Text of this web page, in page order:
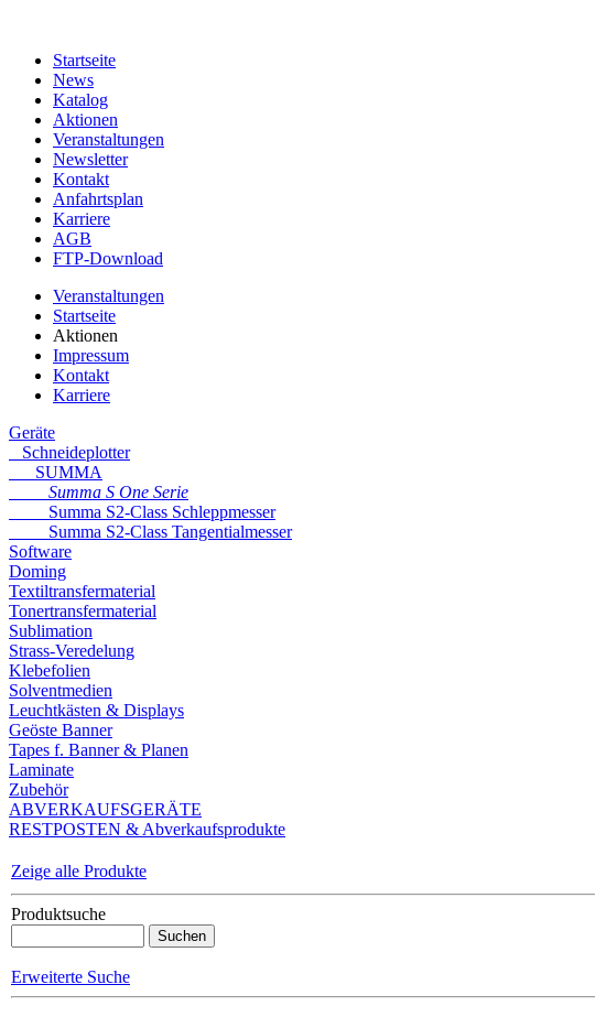
Startseite
News
Katalog
Aktionen
Veranstaltungen
Newsletter
Kontakt
Anfahrtsplan
Karriere
AGB
FTP-Download
Veranstaltungen
Startseite
Aktionen
Impressum
Kontakt
Karriere
Geräte
Schneideplotter
SUMMA
Summa S One Serie
Summa S2-Class Schleppmesser
Summa S2-Class Tangentialmesser
Software
Doming
Textiltransfermaterial
Tonertransfermaterial
Sublimation
Strass-Veredelung
Klebefolien
Solventmedien
Leuchtkästen & Displays
Geöste Banner
Tapes f. Banner & Planen
Laminate
Zubehör
ABVERKAUFSGERÄTE
RESTPOSTEN & Abverkaufsprodukte
Zeige alle Produkte
Produktsuche
Erweiterte Suche